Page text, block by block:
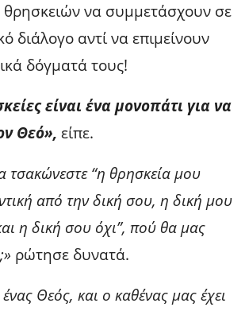
θρησκειών να συμμετάσχουν σε
διάλογο αντί να επιμείνουν
δόγματά τους!
είναι ένα μονοπάτι για να
Θεό», είπε.
τσακώνεστε “η θρησκεία μου
από την δική σου, η δική μου
η δική σου όχι”, πού θα μας
ρώτησε δυνατά.
Θεός, και ο καθένας μας έχει